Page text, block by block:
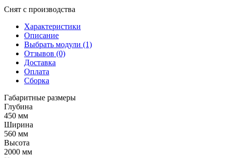
Снят с производства
Характеристики
Описание
Выбрать модули (1)
Отзывов (0)
Доставка
Оплата
Сборка
Габаритные размеры
Глубина
450 мм
Ширина
560 мм
Высота
2000 мм